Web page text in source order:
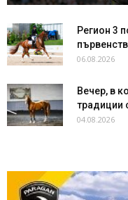
Регион 3
06.08.2026
Вечер, в
традиции
04.08.2026